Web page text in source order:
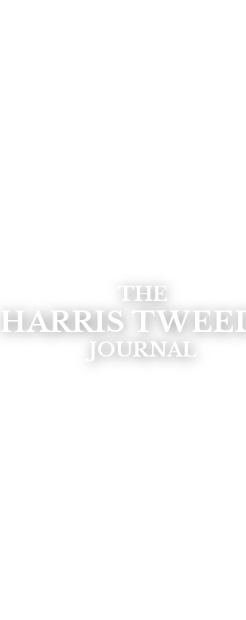
THE
HARRIS
JOURNAL